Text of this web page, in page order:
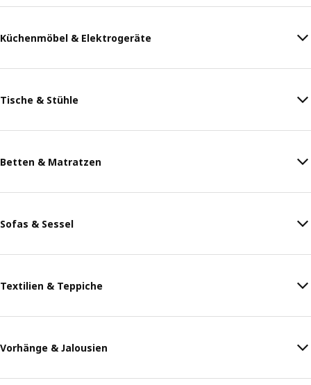
Küchenmöbel & Elektrogeräte
Tische & Stühle
Betten & Matratzen
Sofas & Sessel
Textilien & Teppiche
Vorhänge & Jalousien